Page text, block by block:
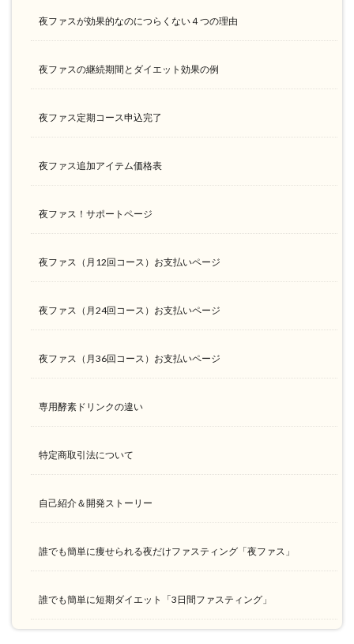
夜ファスが効果的なのにつらくない４つの理由
夜ファスの継続期間とダイエット効果の例
夜ファス定期コース申込完了
夜ファス追加アイテム価格表
夜ファス！サポートページ
夜ファス（月12回コース）お支払いページ
夜ファス（月24回コース）お支払いページ
夜ファス（月36回コース）お支払いページ
専用酵素ドリンクの違い
特定商取引法について
自己紹介＆開発ストーリー
誰でも簡単に痩せられる夜だけファスティング「夜ファス」
誰でも簡単に短期ダイエット「3日間ファスティング」